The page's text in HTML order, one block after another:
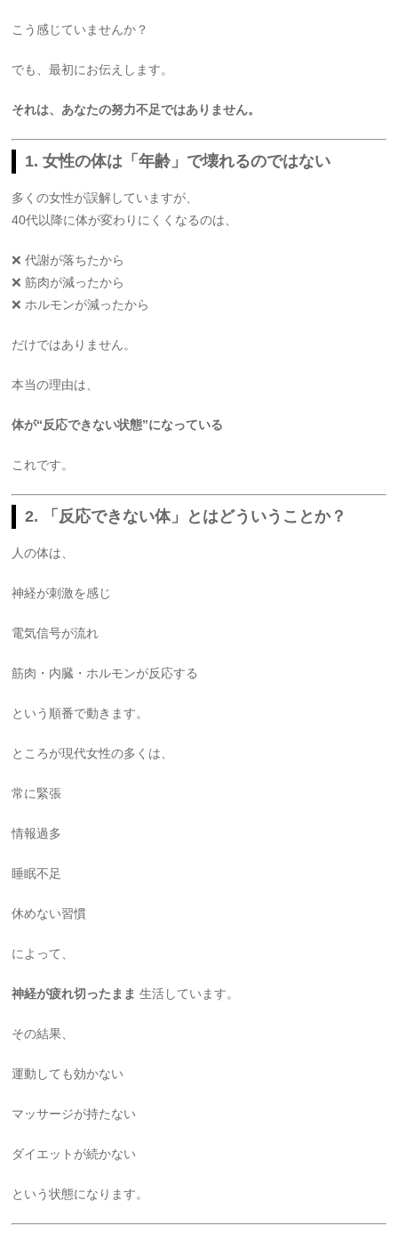
こう感じていませんか？
でも、最初にお伝えします。
それは、あなたの努力不足ではありません。
1. 女性の体は「年齢」で壊れるのではない
多くの女性が誤解していますが、
40代以降に体が変わりにくくなるのは、
❌ 代謝が落ちたから
❌ 筋肉が減ったから
❌ ホルモンが減ったから
だけではありません。
本当の理由は、
体が“反応できない状態”になっている
これです。
2. 「反応できない体」とはどういうことか？
人の体は、
神経が刺激を感じ
電気信号が流れ
筋肉・内臓・ホルモンが反応する
という順番で動きます。
ところが現代女性の多くは、
常に緊張
情報過多
睡眠不足
休めない習慣
によって、
神経が疲れ切ったまま 生活しています。
その結果、
運動しても効かない
マッサージが持たない
ダイエットが続かない
という状態になります。